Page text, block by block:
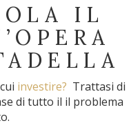
IL
investire? Trattasi di
di tutto il il problema